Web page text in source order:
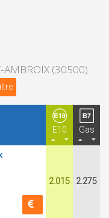
AMBROIX (30500)
E10 Gas
2.015 2.275